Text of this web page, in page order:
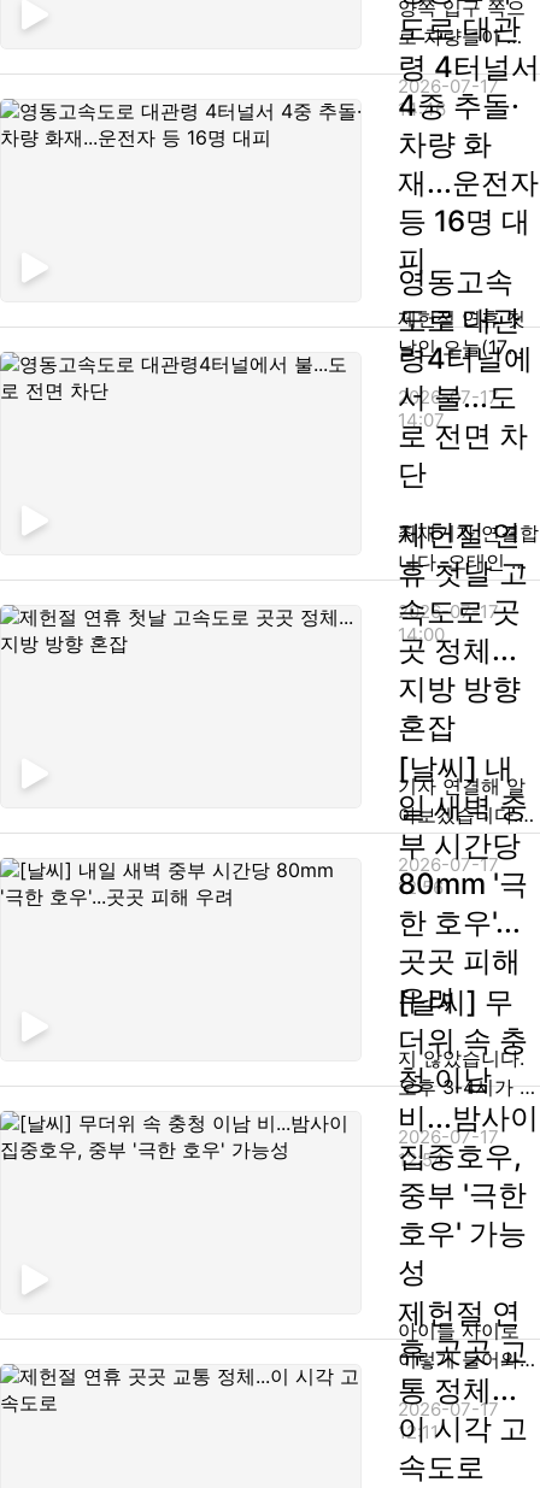
내뿜던 아까와는
다르게 지금은
터널 주변...
220km 지점 대
관령4터널에서
불이 났습니다.
터널 안에서 차
량 넉 대가 연쇄
추돌하면서 사고
여파로 차량에
불이 난 것으로
보이는데요. 사
고차량에 ...
양쪽 입구 쪽으
로 차량들이 전
면 차단됐다고
하는데요. 당시
상황 어떻게 보
십니까? [함은
구] 오늘 휴일이
기도 하고요. 휴
가철 맞이해서
강릉 쪽 방향으
로 많은 차량이
교통량이 굉장히
컸는데요. 다행
히 인명피해가
발생하지 않아서
다행이고요. 터
널 안에서 화재
장히 많은 연기
가 빠져나갈 수
있는 유일한 통
로...
2026-07-17
14:46
도로 대관
령 4터널서
4중 추돌·
차량 화
재...운전자
등 16명 대
피
제헌절 연휴 첫
날인 오늘(17일)
오전 11시 50분
쯤 강원도 강릉
시 왕산면 영동
고속도로 강릉방
면 대관령 4터널
에서 차량 4대가
잇따라 추돌하는
사고가 났습니
다. 사고 차량 4
대에는 16명이
타고 있었으며,
다행히 모두 대
피해 인명피해는
없는 것으로 알
려졌습니다. 사
고 후 차량에 불
이 나면서, 터널
내부에서 다...
2026-07-17
14:07
영동고속
도로 대관
령4터널에
서 불...도
로 전면 차
단
취재기자 연결합
니다. 오태인 기
자! 정확한 사고
소식 전해주시
죠. [기자] 네, 오
늘 정오쯤 영동
고속도로 강릉뱡
향 220km 지점
대관령4터널에
서 불이 났습니
다. 터널 안에서
차량 넉 대가 연
쇄 추돌하면서
사고 여파로 차
량에 불이 난 것
으로 보이는데
요. 사고차량에
타고 있던 운전
자 등 16명은...
2026-07-17
14:00
제헌절 연
휴 첫날 고
속도로 곳
곳 정체...
지방 방향
혼잡
기자 연결해 알
아보겠습니다.
이현정 기자, 현
재 도로 상황 전
해주시죠. [기자]
네, 실시간
CCTV와 함께
살펴보겠습니다.
강릉 대관령 4터
널 강릉 방향 밖
으로 검은 연기
가 끝없이 뿜어
져 나오고 있습
니다. 현재 소방
이 대응 2단계를
발령하고 대응
중입니다. 오전
11시 50분쯤 터
널 안에서...
2026-07-17
12:56
[날씨] 내
일 새벽 중
부 시간당
80mm '극
한 호우'...
곳곳 피해
우려
지 않았습니다.
오후 3-4시가 넘
어 남부에 비가
내리겠지만, 그
리 양이 많지는
않겠습니다. 낮
동안은 무더위가
이어져 서울 32
도, 강릉과 광주
31도, 대구 32도
까지 오르지만,
폭염경보 수준은
아닙니다. 전국
에 폭염특보는
제주와 전남 광
2026-07-17
12:54
[날씨] 무
더위 속 충
청 이남
비...밤사이
집중호우,
중부 '극한
호우' 가능
성
아이들 사이로
이렇게 들어와
봤는데, 발만 물
에 담가도 더위
가 한결 덜합니
다. 오늘 낮 동안
2026-07-17
12:11
제헌절 연
휴 곳곳 교
통 정체...
이 시각 고
속도로